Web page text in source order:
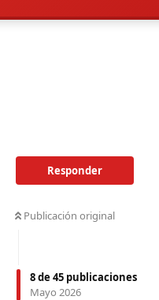
Responder
Publicación original
8de 45 publicaciones
Mayo 2026